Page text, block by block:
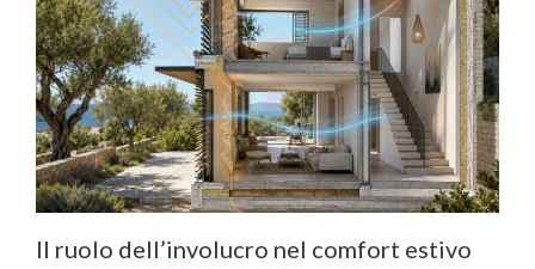
Il ruolo dell’involucro nel comfort estivo